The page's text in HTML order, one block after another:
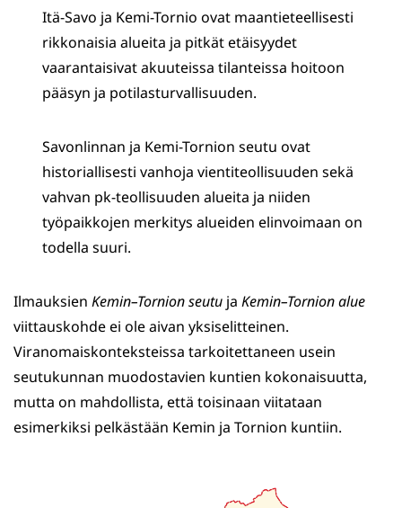
Itä-Savo ja Kemi-Tornio ovat maantieteellisesti
rikkonaisia alueita ja pitkät etäisyydet
vaarantaisivat akuuteissa tilanteissa hoitoon
pääsyn ja potilasturvallisuuden.
Savonlinnan ja Kemi-Tornion seutu ovat
historiallisesti vanhoja vientiteollisuuden sekä
vahvan pk-teollisuuden alueita ja niiden
työpaikkojen merkitys alueiden elinvoimaan on
todella suuri.
Ilmauksien Kemin–Tornion seutu ja Kemin–Tornion alue
viittauskohde ei ole aivan yksiselitteinen.
Viranomaiskonteksteissa tarkoitettaneen usein
seutukunnan muodostavien kuntien kokonaisuutta,
mutta on mahdollista, että toisinaan viitataan
esimerkiksi pelkästään Kemin ja Tornion kuntiin.